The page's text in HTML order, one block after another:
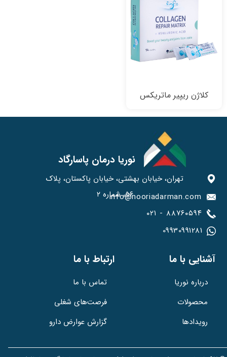
کلاژن ریپیر ماتریکس
نوریا درمان پاسارگاد
۰۲۱ - ۸۸۷۶۰۵۹۴
تهران، خیابان بهشتی، خیابان پاکستان، پلاک
۵۶، شماره ۲
09930991281​​​​​​​
info@nooriadarman.com​​​​​
تماس با ما
فرصت‌های شغلی
گزارش عوارض دارو
ارتباط با ما
درباره نوریا
محصولات
رویدادها
​آشنایی با ما